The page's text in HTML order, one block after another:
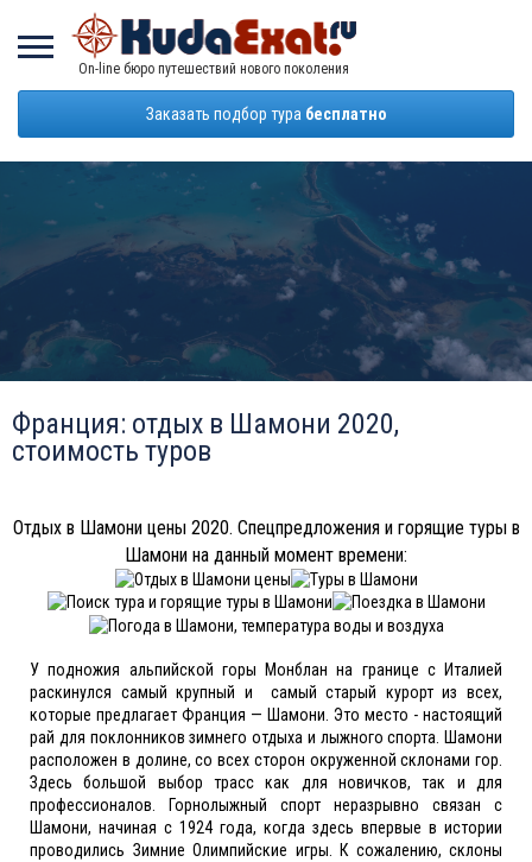
On-line бюро путешествий нового поколения
Заказать подбор тура бесплатно
Франция: отдых в Шамони 2020,
стоимость туров
Отдых в Шамони цены 2020. Спецпредложения и горящие туры в
Шамони на данный момент времени:
У подножия альпийской горы Монблан на границе с Италией
раскинулся самый крупный и самый старый курорт из всех,
которые предлагает Франция — Шамони. Это место - настоящий
рай для поклонников зимнего отдыха и лыжного спорта. Шамони
расположен в долине, со всех сторон окруженной склонами гор.
Здесь большой выбор трасс как для новичков, так и для
профессионалов. Горнолыжный спорт неразрывно связан с
Шамони, начиная с 1924 года, когда здесь впервые в истории
проводились Зимние Олимпийские игры. К сожалению, склоны